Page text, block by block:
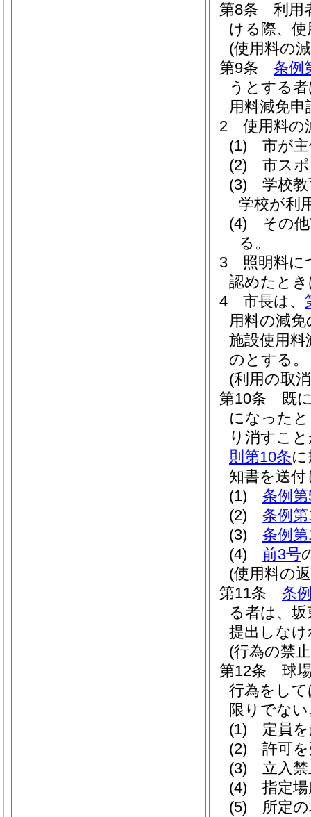
第8条
利用
ける際、
(使用料の
第9条
条例
うとする
用料減免
2
使用料の
(1)
市が
(2)
市ス
(3)
学校
学校が利
(4)
その
る。
3
照明料に
認めたと
4
市長は、
用料の減
施設使用料
のとする。
(利用の取
第10条
既
になった
り消すこ
則第10条
知書を送
(1)
条例
(2)
条例
(3)
条例
(4)
前3号
(使用料の
第11条
条
る者は、
提出しな
(行為の禁
第12条
球
行為をし
限りでな
(1)
定員
(2)
許可
(3)
立入
(4)
指定
(5)
所定